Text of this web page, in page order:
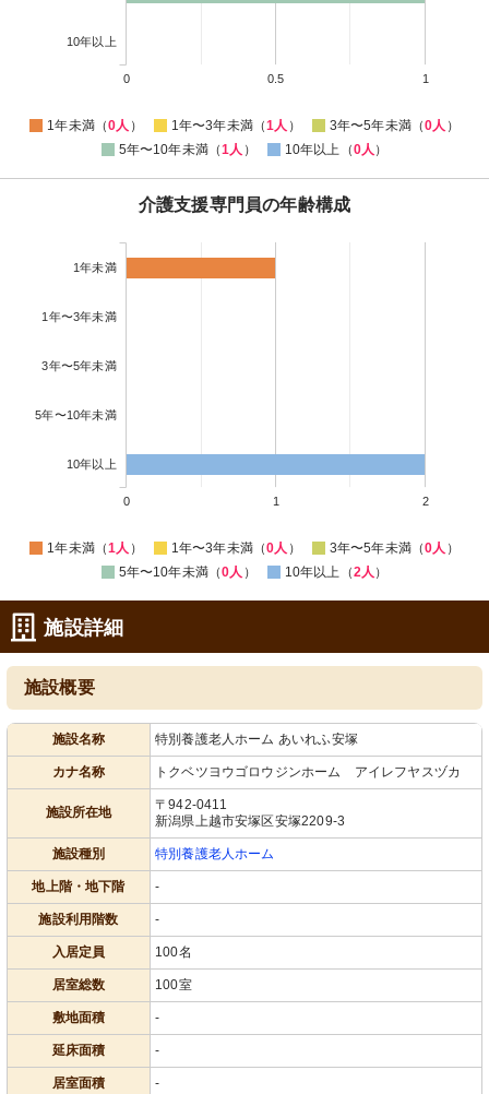
10年以上
0 0.5 1
1年未満（0人 ） 1年〜3年未満（1人 ） 3年〜5年未満（0人 ）
5年〜10年未満（1人 ） 10年以上（0人 ）
介護支援専門員の年齢構成
1年未満
1年〜3年未満
3年〜5年未満
5年〜10年未満
10年以上
0 1 2
1年未満（1人 ） 1年〜3年未満（0人 ） 3年〜5年未満（0人 ）
5年〜10年未満（0人 ） 10年以上（2人 ）
施設詳細
施設概要
施設名称 特別養護老人ホーム あいれふ安塚
カナ名称 トクベツヨウゴロウジンホーム アイレフヤスヅカ
施設所在地
〒942-0411
新潟県上越市安塚区安塚2209-3
施設種別 特別養護老人ホーム
地上階・地下階 -
施設利用階数 -
入居定員 100名
居室総数 100室
敷地面積 -
延床面積 -
居室面積 -